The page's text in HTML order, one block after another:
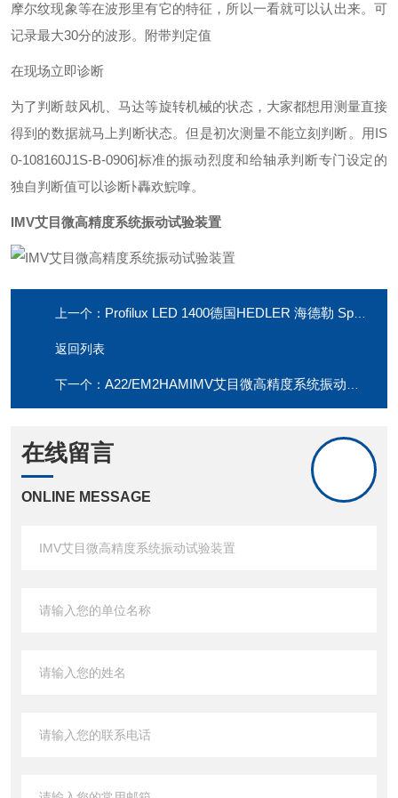
摩尔纹现象等在波形里有它的特征，所以一看就可以认出来。可
记录最大30分的波形。 附带判定值
在现场立即诊断
为了判断鼓风机、马达等旋转机械的状态，大家都想用测量直接
得到的数据就马上判断状态。但是初次测量不能立刻判断。用IS
0-108160J1S-B-0906]标准的振动烈度和给轴承判断专门设定的
独自判断值可以诊断ﾄ轟欢鯇嗱。
IMV艾目微高精度系统振动试验装置
上一个： Profilux LED 1400德国HEDLER 海德勒 Speedring-Bowens适配器
返回列表
下一个： A22/EM2HAMIMV艾目微高精度系统振动试验装置
在线留言
ONLINE MESSAGE